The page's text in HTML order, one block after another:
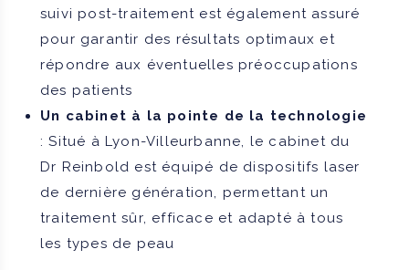
suivi post-traitement est également assuré
pour garantir des résultats optimaux et
répondre aux éventuelles préoccupations
des patients
Un cabinet à la pointe de la technologie
: Situé à Lyon-Villeurbanne, le cabinet du
Dr Reinbold est équipé de dispositifs laser
de dernière génération, permettant un
traitement sûr, efficace et adapté à tous
les types de peau